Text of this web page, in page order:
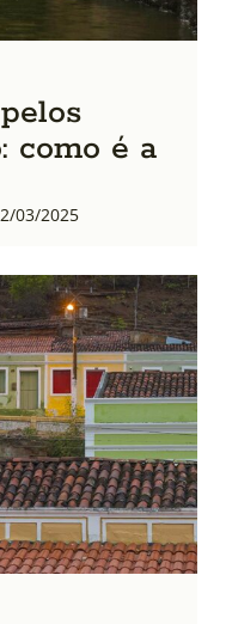
como é a
03/2025